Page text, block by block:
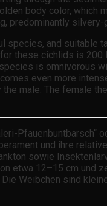
body color, which
predominantly silvery-
species, and
these cichlids is 200
is omnivorous
even more
male. The female
und ihre
sowie
etwa 12–15 cm und
Weibchen sind